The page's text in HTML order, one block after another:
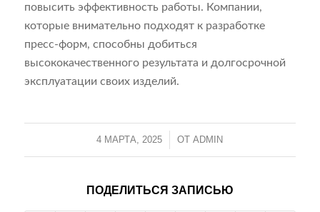
повысить эффективность работы. Компании,
которые внимательно подходят к разработке
пресс-форм, способны добиться
высококачественного результата и долгосрочной
эксплуатации своих изделий.
4 МАРТА, 2025
/ ОТADMIN
ПОДЕЛИТЬСЯ ЗАПИСЬЮ